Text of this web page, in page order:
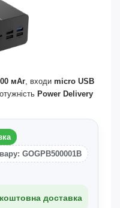
мАг, входи micro USB
Power Delivery
GOGPB500001B
доставка